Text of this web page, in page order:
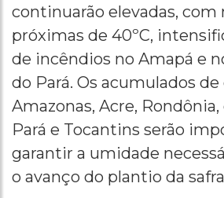
continuarão elevadas, com
próximas de 40ºC,
de incêndios no Amapá e
do Pará. Os acumulados
Amazonas, Acre,
Pará e Tocantins serão
garantir a umidade
o avanço do plantio da